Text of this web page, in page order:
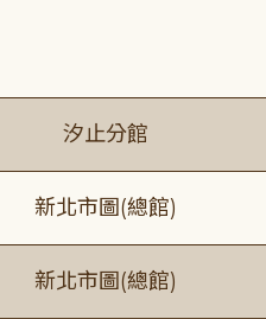
汐止分館
新北市圖(總館)
新北市圖(總館)